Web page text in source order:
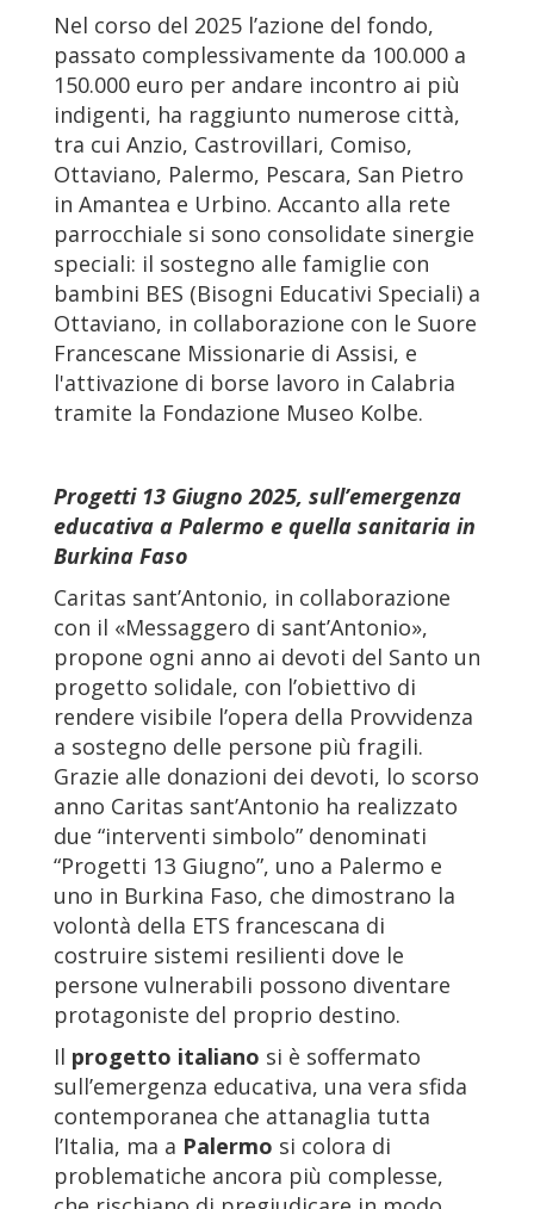
Nel corso del 2025 l’azione del fondo,
passato complessivamente da 100.000 a
150.000 euro per andare incontro ai più
indigenti, ha raggiunto numerose città,
tra cui Anzio, Castrovillari, Comiso,
Ottaviano, Palermo, Pescara, San Pietro
in Amantea e Urbino. Accanto alla rete
parrocchiale si sono consolidate sinergie
speciali: il sostegno alle famiglie con
bambini BES (Bisogni Educativi Speciali) a
Ottaviano, in collaborazione con le Suore
Francescane Missionarie di Assisi, e
l'attivazione di borse lavoro in Calabria
tramite la Fondazione Museo Kolbe.
Progetti 13 Giugno 2025, sull’emergenza
educativa a Palermo e quella sanitaria in
Burkina Faso
Caritas sant’Antonio, in collaborazione
con il «Messaggero di sant’Antonio»,
propone ogni anno ai devoti del Santo un
progetto solidale, con l’obiettivo di
rendere visibile l’opera della Provvidenza
a sostegno delle persone più fragili.
Grazie alle donazioni dei devoti, lo scorso
anno Caritas sant’Antonio ha realizzato
due “interventi simbolo” denominati
“Progetti 13 Giugno”, uno a Palermo e
uno in Burkina Faso, che dimostrano la
volontà della ETS francescana di
costruire sistemi resilienti dove le
persone vulnerabili possono diventare
protagoniste del proprio destino.
Il progetto italiano si è soffermato
sull’emergenza educativa, una vera sfida
contemporanea che attanaglia tutta
l’Italia, ma a Palermo si colora di
problematiche ancora più complesse,